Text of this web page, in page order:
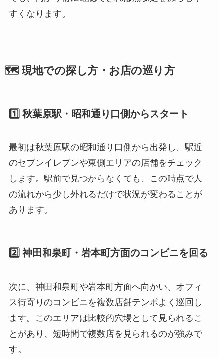
すくなります。
🗺️ 現地での探し方・お店の巡り方
1️⃣ 秋葉原駅・昭和通り口側からスタート
最初は秋葉原駅の昭和通り口側から出発し、駅近
のセブンイレブンや東側エリアの店舗をチェック
します。駅前で見つからなくても、この時点で人
の流れから少し外れるだけで状況が変わることが
あります。
2️⃣ 神田和泉町・岩本町方面のコンビニを回る
次に、神田和泉町や岩本町方面へ向かい、オフィ
ス街寄りのコンビニを複数店舗テンポよく巡回し
ます。このエリアは比較的穴場として見られるこ
とがあり、短時間で複数店を見られるのが強みで
す。